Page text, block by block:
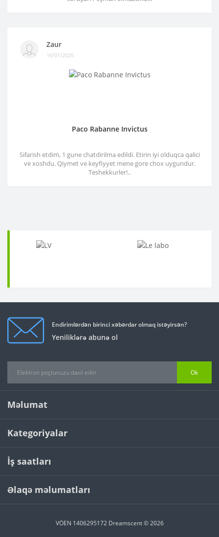
Zaur
16/01/2026
Paco Rabanne Invictus
Sifarish etdim, 1 gune chatdirilma edildi. Etirin iyi olduqca qalici
ve xoshdu. Qiymet ve keyfiyyet mene gore chox uygundur.
Teshekkurler!..
Endirimlərdən birinci xəbərdar olmaq istəyirsən?
Yeniliklərə abunə ol
Ok
Məlumat
Kategoriyalar
İş saatları
Əlaqə məlumatları
VÖEN 1406295172 Dreamscent © 2026